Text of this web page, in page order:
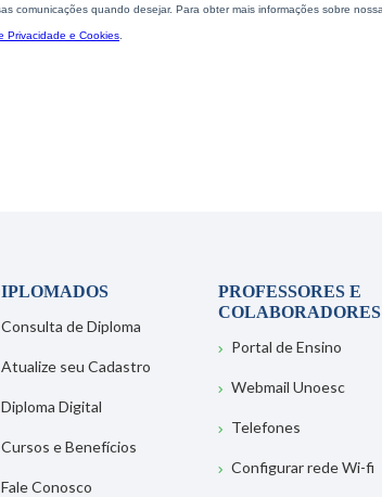
Consulta de Diploma
Atualize seu Cadastro
Diploma Digital
Cursos e Benefícios
Fale Conosco
PROFESSORES E
COLABORADORES
Portal de Ensino
Webmail Unoesc
Telefones
Configurar rede Wi-fi